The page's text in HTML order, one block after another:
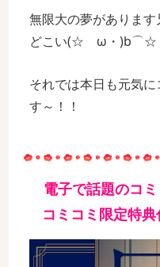
無限大の夢がありま
どこい(☆ゝω・)b⌒☆
それでは本日も元気
す～！！
電子で話題のコ
コミコミ限定特